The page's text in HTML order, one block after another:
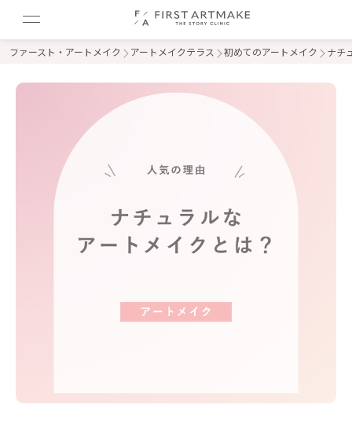
ファースト・アートメイク アートメイクテラス 初めてのアートメイク ナチ